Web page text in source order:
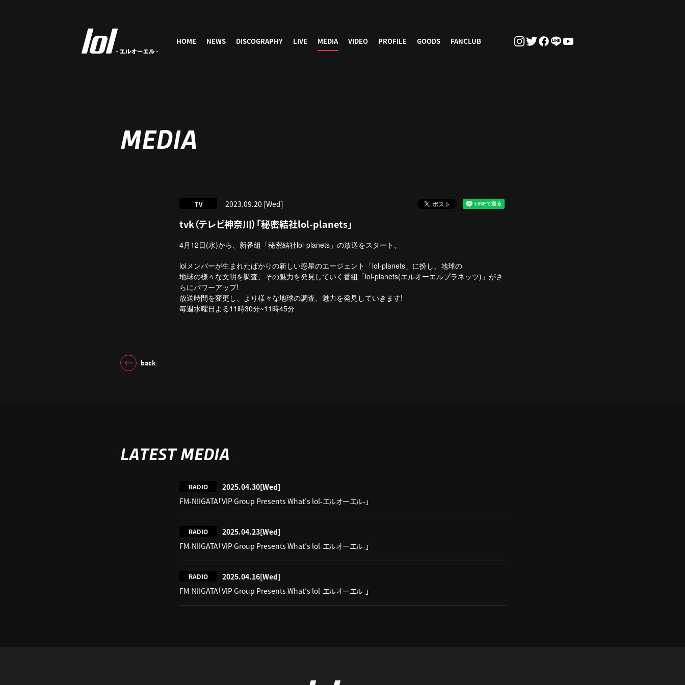
HOME NEWS DISCOGRAPHY LIVE MEDIA VIDEO PROFILE GOODS FANCLUB
MEDIA
2023.09.20 [Wed]
TV
tvk（テレビ神奈川）「秘密結社lol-planets」
4月12日(水)から、新番組「秘密結社lol-planets」の放送をスタート。
lolメンバーが生まれたばかりの新しい惑星のエージェント「lol-planets」に扮し、地球の
地球の様々な文明を調査、その魅力を発見していく番組「lol-planets(エルオーエルプラネッツ)」がさ
らにパワーアップ!
放送時間を変更し、より様々な地球の調査、魅力を発見していきます!
毎週水曜日よる 11 時30分~11 時45分
back
LATEST MEDIA
RADIO 2025.04.30[Wed]
FM-NIIGATA「VIP Group Presents What’s lol-エルオーエル-」
RADIO 2025.04.23[Wed]
FM-NIIGATA「VIP Group Presents What’s lol-エルオーエル-」
RADIO 2025.04.16[Wed]
FM-NIIGATA「VIP Group Presents What’s lol-エルオーエル-」